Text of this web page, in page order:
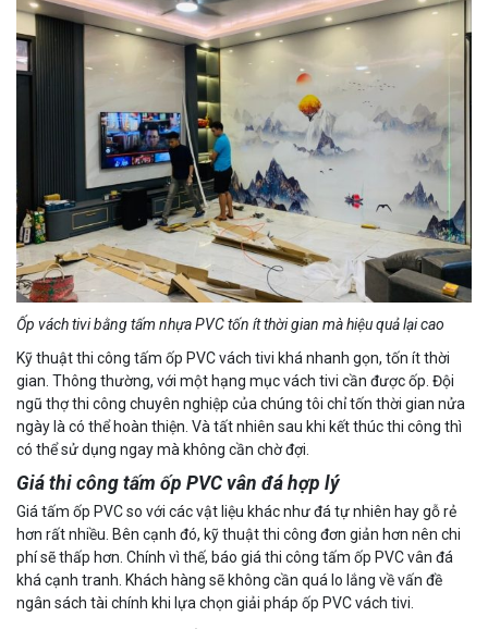
Ốp vách tivi bằng tấm nhựa PVC tốn ít thời gian mà hiệu quả lại cao
Kỹ thuật thi công tấm ốp PVC vách tivi khá nhanh gọn, tốn ít thời
gian. Thông thường, với một hạng mục vách tivi cần được ốp. Đội
ngũ thợ thi công chuyên nghiệp của chúng tôi chỉ tốn thời gian nửa
ngày là có thể hoàn thiện. Và tất nhiên sau khi kết thúc thi công thì
có thể sử dụng ngay mà không cần chờ đợi.
Giá thi công tấm ốp PVC vân đá hợp lý
Giá tấm ốp PVC so với các vật liệu khác như đá tự nhiên hay gỗ rẻ
hơn rất nhiều. Bên cạnh đó, kỹ thuật thi công đơn giản hơn nên chi
phí sẽ thấp hơn. Chính vì thế, báo giá thi công tấm ốp PVC vân đá
khá cạnh tranh. Khách hàng sẽ không cần quá lo lắng về vấn đề
ngân sách tài chính khi lựa chọn giải pháp ốp PVC vách tivi.